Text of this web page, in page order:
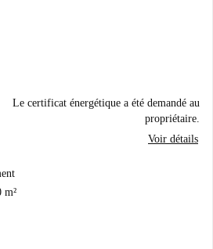
Le certificat énergétique a été demandé au
propriétaire.
Voir détails
m²